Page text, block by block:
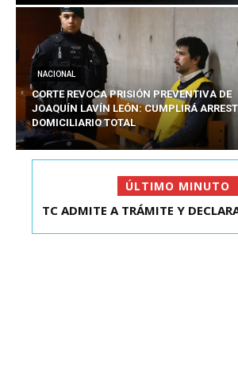
NACIONAL
CORTE REVOCA PRISIÓN PREVENTIVA DE
JOAQUÍN LAVÍN LEÓN: CUMPLIRÁ
DOMICILIARIO TOTAL
ÚLTIMO MINUTO
TC ADMITE A TRÁMITE Y
CORTE REVOCA PRISIÓN